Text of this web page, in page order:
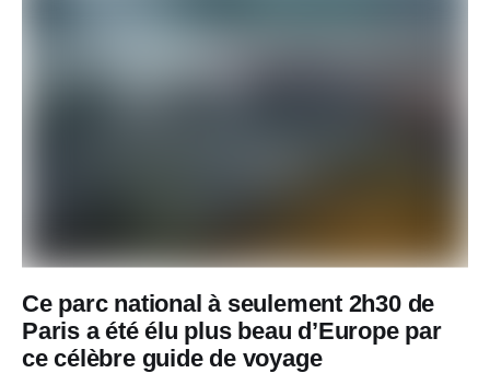
Ce parc national à seulement 2h30 de
Paris a été élu plus beau d’Europe par
ce célèbre guide de voyage